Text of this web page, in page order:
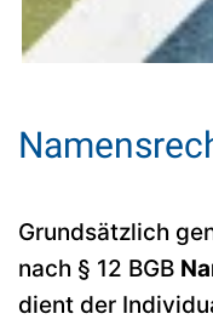
Grundsätzlich
nach § 12 BGB
dient der